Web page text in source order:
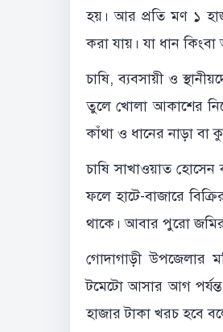
হয়। আর প্রতি মণ ১
করা যায়। যা ধান
চাষি, ব্যবসায়ী ও
তুলে খোলা আকাশের
কাঁথা ও ধানের নাড়া বা
চাষি সাখাওয়াত হোসেন
ফলে হাটে-বাজারে
থাকে। আবার পুরো জমির
গোদাগাড়ী উপজেলার
টমেটো আসার আগ
হাজার টাকা খরচ হবে